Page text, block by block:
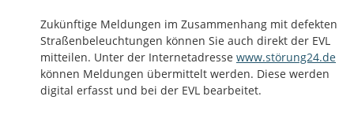
Zukünftige Meldungen im Zusammenhang mit defekten
Straßenbeleuchtungen können Sie auch direkt der EVL
mitteilen. Unter der Internetadresse http://
www.störung24.de
können Meldungen übermittelt werden. Diese werden
digital erfasst und bei der EVL bearbeitet.